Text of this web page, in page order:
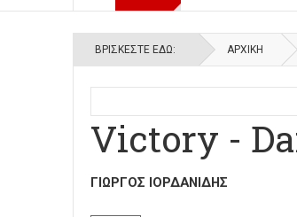
ΒΡΊΣΚΕΣΤΕ ΕΔΏ: ΑΡΧΙΚΉ
Victory -
ΓΙΏΡΓΟΣ ΙΟΡΔΑΝΊΔΗΣ